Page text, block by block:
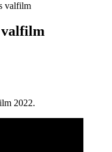
valfilm
valfilm
2022.